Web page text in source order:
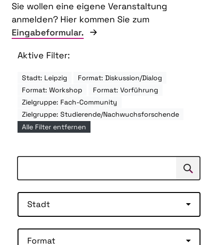
Sie wollen eine eigene Veranstaltung
anmelden? Hier kommen Sie zum
Eingabeformular.
Aktive Filter:
Stadt: Leipzig
Format: Diskussion/Dialog
Format: Workshop
Format: Vorführung
Zielgruppe: Fach-Community
Zielgruppe: Studierende/Nachwuchsforschende
Alle Filter entfernen
Suchen
Stadt
Format